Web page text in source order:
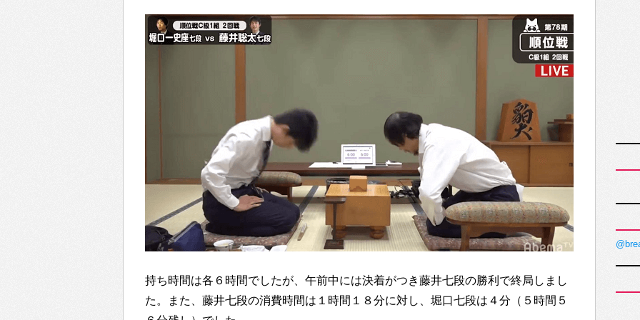
持ち時間は各６時間でしたが、午前中には決着がつき藤井七段の勝利で終局しまし
た。また、藤井七段の消費時間は１時間１８分に対し、堀口七段は４分（５時間５